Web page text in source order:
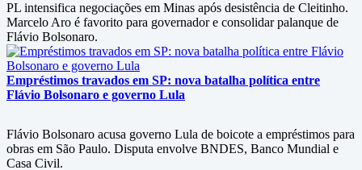
PL intensifica negociações em Minas após desistência de Cleitinho.
Marcelo Aro é favorito para governador e consolidar palanque de
Flávio Bolsonaro.
Empréstimos travados em SP: nova batalha política entre
Flávio Bolsonaro e governo Lula
Flávio Bolsonaro acusa governo Lula de boicote a empréstimos para
obras em São Paulo. Disputa envolve BNDES, Banco Mundial e
Casa Civil.